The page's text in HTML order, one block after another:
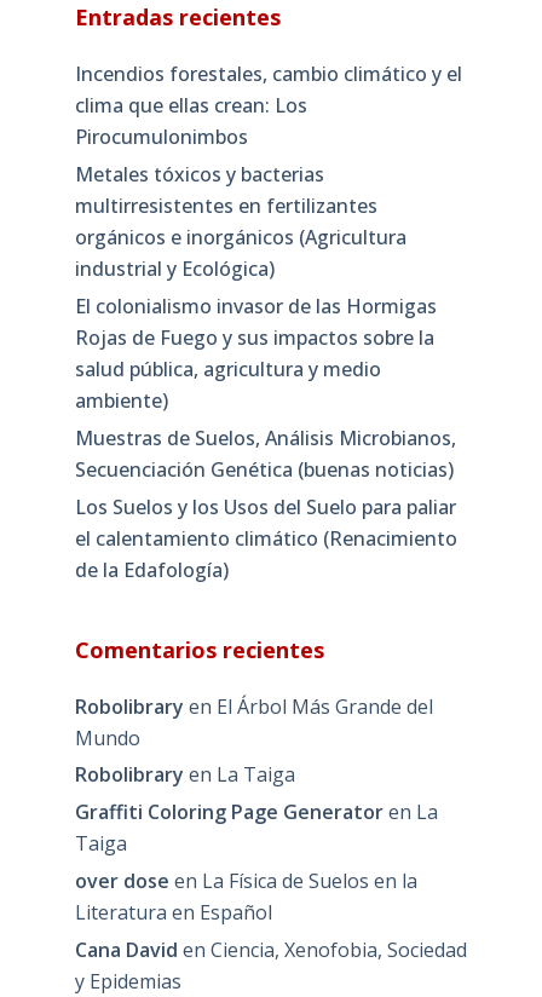
Entradas recientes
Incendios forestales, cambio climático y el
clima que ellas crean: Los
Pirocumulonimbos
Metales tóxicos y bacterias
multirresistentes en fertilizantes
orgánicos e inorgánicos (Agricultura
industrial y Ecológica)
El colonialismo invasor de las Hormigas
Rojas de Fuego y sus impactos sobre la
salud pública, agricultura y medio
ambiente)
Muestras de Suelos, Análisis Microbianos,
Secuenciación Genética (buenas noticias)
Los Suelos y los Usos del Suelo para paliar
el calentamiento climático (Renacimiento
de la Edafología)
Comentarios recientes
Robolibrary en El Árbol Más Grande del
Mundo
Robolibrary en La Taiga
Graffiti Coloring Page Generatoren La
Taiga
over dose en La Física de Suelos en la
Literatura en Español
Cana David en Ciencia, Xenofobia, Sociedad
y Epidemias